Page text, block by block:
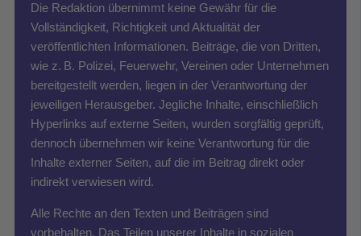
Die Redaktion übernimmt keine Gewähr für die
Vollständigkeit, Richtigkeit und Aktualität der
veröffentlichten Informationen. Beiträge, die von Dritten,
wie z. B. Polizei, Feuerwehr, Vereinen oder Unternehmen
bereitgestellt werden, liegen in der Verantwortung der
jeweiligen Herausgeber. Jegliche Inhalte, einschließlich
Hyperlinks auf externe Seiten, wurden sorgfältig geprüft,
dennoch übernehmen wir keine Verantwortung für die
Inhalte externer Seiten, auf die im Beitrag direkt oder
indirekt verwiesen wird.
Alle Rechte an den Texten und Beiträgen sind
vorbehalten. Das Teilen unserer Inhalte in sozialen